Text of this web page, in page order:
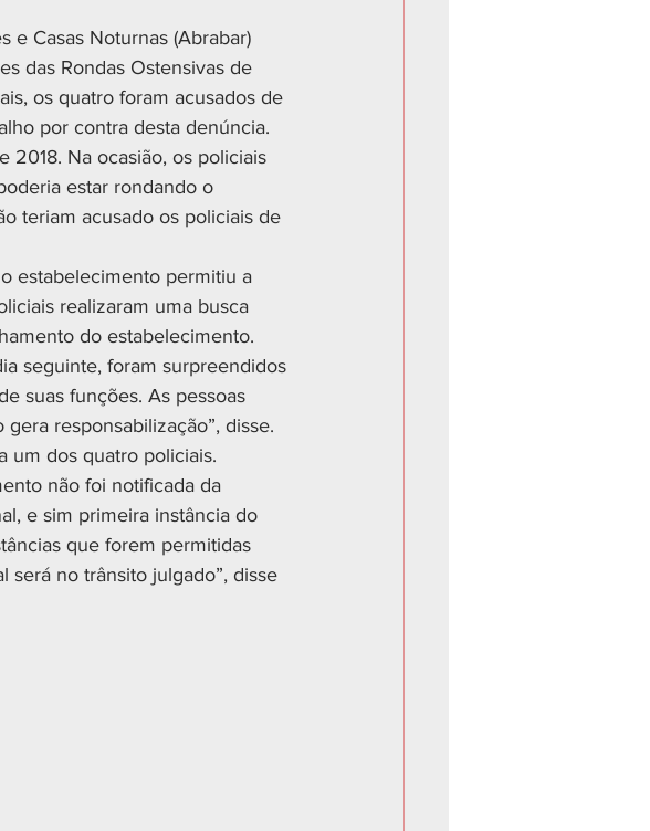
e Casas Noturnas (Abrabar)
das Rondas Ostensivas de
os quatro foram acusados de
por contra desta denúncia.
estar rondando o
teriam acusado os policiais de
estabelecimento permitiu a
realizaram uma busca
do estabelecimento.
seguinte, foram surpreendidos
suas funções. As pessoas
responsabilização”, disse.
um dos quatro policiais.
não foi notificada da
e sim primeira instância do
que forem permitidas
será no trânsito julgado”, disse